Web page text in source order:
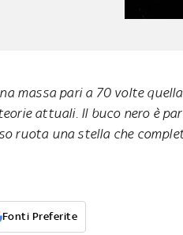
massa pari a 70 volte
attuali. Il buco nero è
ruota una stella che
Fonti Preferite